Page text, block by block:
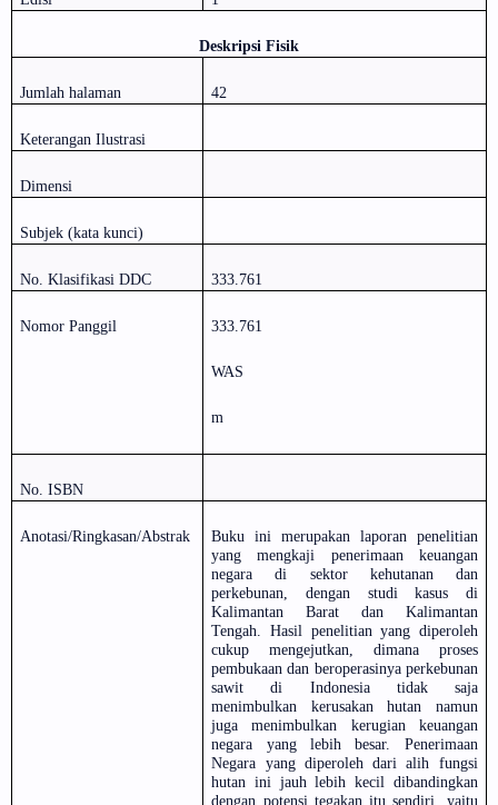
Deskripsi Fisik
Jumlah halaman 42
Keterangan Ilustrasi
Dimensi
Subjek (kata kunci)
No. Klasifikasi DDC 333.761
Nomor Panggil 333.761
WAS
m
No. ISBN
Anotasi/Ringkasan/Abstrak
Buku ini merupakan laporan penelitian
yang mengkaji penerimaan keuangan
negara di sektor kehutanan dan
perkebunan, dengan studi kasus di
Kalimantan Barat dan Kalimantan
Tengah. Hasil penelitian yang diperoleh
cukup mengejutkan, dimana proses
pembukaan dan beroperasinya perkebunan
sawit di Indonesia tidak saja
menimbulkan kerusakan hutan namun
juga menimbulkan kerugian keuangan
negara yang lebih besar. Penerimaan
Negara yang diperoleh dari alih fungsi
hutan ini jauh lebih kecil dibandingkan
dengan potensi tegakan itu sendiri, yaitu